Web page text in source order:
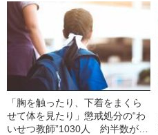
手を物色、何度もホテルを替え
た卑劣な手口
「胸を触ったり、下着をまくら
せて体を見たり」懲戒処分の“わ
いせつ教師”1030人 約半数が自